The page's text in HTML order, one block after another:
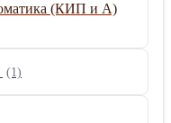
(КИП и А)
(1)